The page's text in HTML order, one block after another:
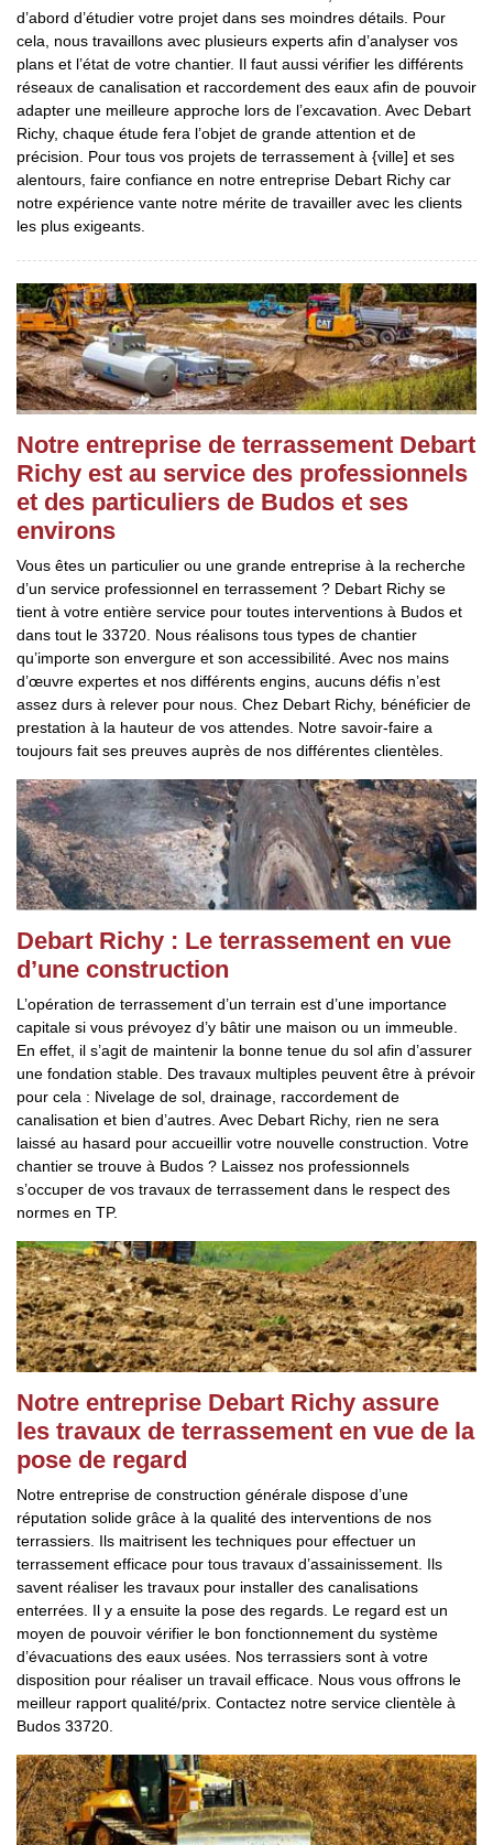
d’abord d’étudier votre projet dans ses moindres détails. Pour
cela, nous travaillons avec plusieurs experts afin d’analyser vos
plans et l’état de votre chantier. Il faut aussi vérifier les différents
réseaux de canalisation et raccordement des eaux afin de pouvoir
adapter une meilleure approche lors de l’excavation. Avec Debart
Richy, chaque étude fera l’objet de grande attention et de
précision. Pour tous vos projets de terrassement à {ville] et ses
alentours, faire confiance en notre entreprise Debart Richy car
notre expérience vante notre mérite de travailler avec les clients
les plus exigeants.
Notre entreprise de terrassement Debart
Richy est au service des professionnels
et des particuliers de Budos et ses
environs
Vous êtes un particulier ou une grande entreprise à la recherche
d’un service professionnel en terrassement ? Debart Richy se
tient à votre entière service pour toutes interventions à Budos et
dans tout le 33720. Nous réalisons tous types de chantier
qu’importe son envergure et son accessibilité. Avec nos mains
d’œuvre expertes et nos différents engins, aucuns défis n’est
assez durs à relever pour nous. Chez Debart Richy, bénéficier de
prestation à la hauteur de vos attendes. Notre savoir-faire a
toujours fait ses preuves auprès de nos différentes clientèles.
Debart Richy : Le terrassement en vue
d’une construction
L’opération de terrassement d’un terrain est d’une importance
capitale si vous prévoyez d’y bâtir une maison ou un immeuble.
En effet, il s’agit de maintenir la bonne tenue du sol afin d’assurer
une fondation stable. Des travaux multiples peuvent être à prévoir
pour cela : Nivelage de sol, drainage, raccordement de
canalisation et bien d’autres. Avec Debart Richy, rien ne sera
laissé au hasard pour accueillir votre nouvelle construction. Votre
chantier se trouve à Budos ? Laissez nos professionnels
s’occuper de vos travaux de terrassement dans le respect des
normes en TP.
Notre entreprise Debart Richy assure
les travaux de terrassement en vue de la
pose de regard
Notre entreprise de construction générale dispose d’une
réputation solide grâce à la qualité des interventions de nos
terrassiers. Ils maitrisent les techniques pour effectuer un
terrassement efficace pour tous travaux d’assainissement. Ils
savent réaliser les travaux pour installer des canalisations
enterrées. Il y a ensuite la pose des regards. Le regard est un
moyen de pouvoir vérifier le bon fonctionnement du système
d’évacuations des eaux usées. Nos terrassiers sont à votre
disposition pour réaliser un travail efficace. Nous vous offrons le
meilleur rapport qualité/prix. Contactez notre service clientèle à
Budos 33720.